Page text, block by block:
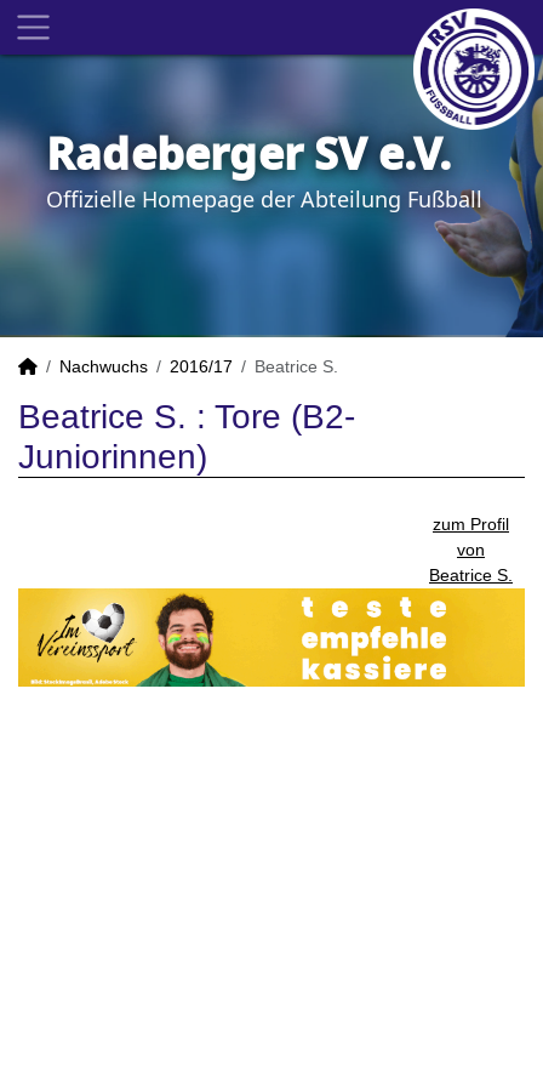
Radeberger SV e.V.
Offizielle Homepage der Abteilung Fußball
Nachwuchs 2016/17 Beatrice S.
Beatrice S. : Tore (B2-
Juniorinnen)
zum Profil
von
Beatrice S.